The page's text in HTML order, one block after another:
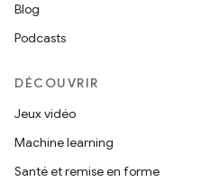
Blog
Podcasts
DÉCOUVRIR
Jeux vidéo
Machine learning
Santé et remise en forme